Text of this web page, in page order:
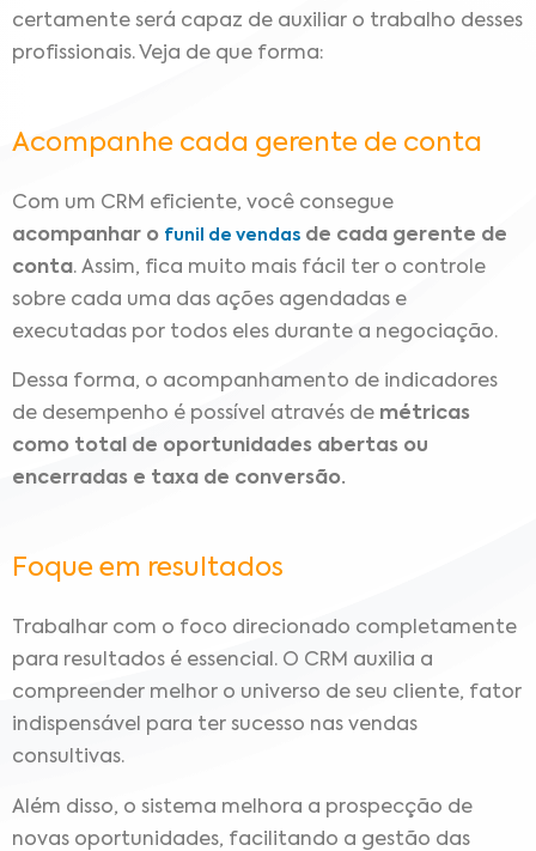
certamente será capaz de auxiliar o trabalho desses
profissionais. Veja de que forma:
Acompanhe cada gerente de conta
Com um CRM eficiente, você consegue
acompanhar o funil de vendas de cada gerente de
conta. Assim, fica muito mais fácil ter o controle
sobre cada uma das ações agendadas e
executadas por todos eles durante a negociação.
Dessa forma, o acompanhamento de indicadores
de desempenho é possível através de métricas
como total de oportunidades abertas ou
encerradas e taxa de conversão.
Foque em resultados
Trabalhar com o foco direcionado completamente
para resultados é essencial. O CRM auxilia a
compreender melhor o universo de seu cliente, fator
indispensável para ter sucesso nas vendas
consultivas.
Além disso, o sistema melhora a prospecção de
novas oportunidades, facilitando a gestão das